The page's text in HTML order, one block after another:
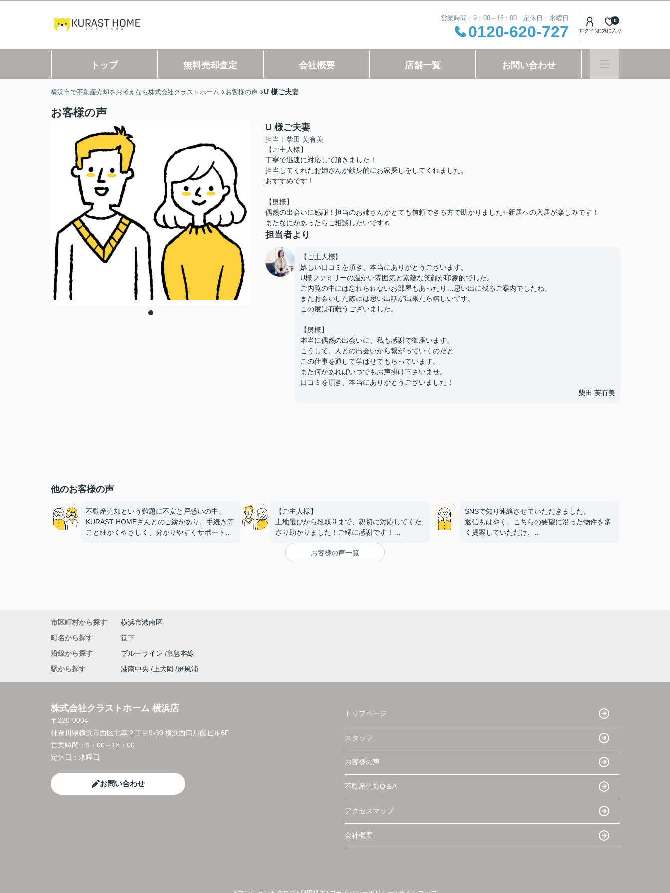
営業時間：9：00～18：00 定休日：水曜日
0120-620-727 ログインお気に入り
0
トップ 無料売却査定 会社概要 店舗一覧 お問い合わせ
横浜市で不動産売却をお考えなら株式会社クラストホーム お客様の声 U 様ご夫妻
お客様の声
U 様ご夫妻
担当：柴田 芙有美
【ご主人様】
丁寧で迅速に対応して頂きました！
担当してくれたお姉さんが献身的にお家探しをしてくれました。
おすすめです！
【奥様】
偶然の出会いに感謝！担当のお姉さんがとても信頼できる方で助かりました✨新居への入居が楽しみです！
またなにかあったらご相談したいです☺
担当者より
【ご主人様】
嬉しい口コミを頂き、本当にありがとうございます。
U様ファミリーの温かい雰囲気と素敵な笑顔が印象的でした。
ご内覧の中には忘れられないお部屋もあったり…思い出に残るご案内でしたね。
またお会いした際には思い出話が出来たら嬉しいです。
この度は有難うございました。
【奥様】
本当に偶然の出会いに、私も感謝で御座います。
こうして、人との出会いから繋がっていくのだと
この仕事を通して学ばせてもらっています。
また何かあればいつでもお声掛け下さいませ。
口コミを頂き、本当にありがとうございました！
柴田 芙有美
他のお客様の声
不動産売却という難題に不安と戸惑いの中、
KURAST HOMEさんとのご縁があり、手続き等
こと細かくやさしく、分かりやすくサポートし
【ご主人様】
土地選びから段取りまで、親切に対応してくだ
さり助かりました！ご縁に感謝です！
【奥様】
いつも笑顔で親身になってこちらの要望に寄り
添っていただき、
SNSで知り連絡させていただきました。
返信もはやく、こちらの要望に沿った物件を多
く提案していただけ、
お客様の声一覧
市区町村から探す
横浜市港南区
町名から探す
笹下
沿線から探す
ブルーライン 京急本線
駅から探す
港南中央 上大岡 屏風浦
株式会社クラストホーム 横浜店
〒220-0004
神奈川県横浜市西区北幸２丁目9-30 横浜西口加藤ビル6F
営業時間： 9：00～18：00
定休日： 水曜日
お問い合わせ
トップページ
スタッフ
お客様の声
不動産売却Q＆A
アクセスマップ
会社概要